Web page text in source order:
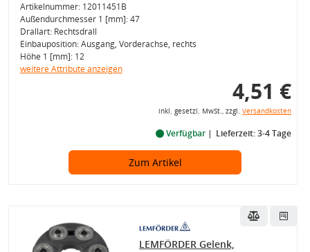
Artikelnummer: 12011451B
Außendurchmesser 1 [mm]: 47
Drallart: Rechtsdrall
Einbauposition: Ausgang, Vorderachse, rechts
Höhe 1 [mm]: 12
weitere Attribute anzeigen
4,51 €
inkl. gesetzl. MwSt., zzgl. Versandkosten
Verfügbar Lieferzeit: 3-4 Tage
Zum Artikel
LEMFÖRDER Gelenk,